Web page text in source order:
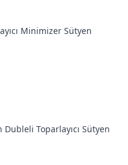
Minimizer Sütyen
Toparlayıcı Sütyen